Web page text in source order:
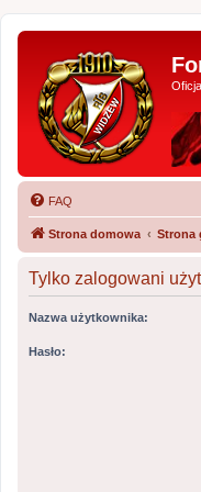
FAQ
Strona domowa Strona
Tylko zalogowani
Nazwa użytkownika:
Hasło: